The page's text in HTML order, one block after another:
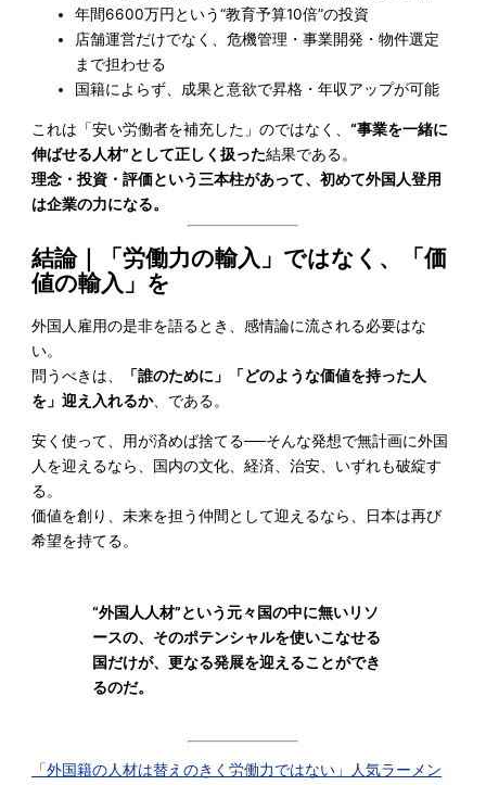
年間6600万円という“教育予算10倍”の投資
店舗運営だけでなく、危機管理・事業開発・物件選定
まで担わせる
国籍によらず、成果と意欲で昇格・年収アップが可能
これは「安い労働者を補充した」のではなく、“事業を一緒に
伸ばせる人材”として正しく扱った結果である。
理念・投資・評価という三本柱があって、初めて外国人登用
は企業の力になる。
結論｜「労働力の輸入」ではなく、「価
値の輸入」を
外国人雇用の是非を語るとき、感情論に流される必要はな
い。
問うべきは、
「誰のために」「どのような価値を持った人
を」迎え入れるか、である。
安く使って、用が済めば捨てる──そんな発想で無計画に外国
人を迎えるなら、国内の文化、経済、治安、いずれも破綻す
る。
価値を創り、未来を担う仲間として迎えるなら、日本は再び
希望を持てる。
“外国人人材”という元々国の中に無いリソ
ースの、そのポテンシャルを使いこなせる
国だけが、更なる発展を迎えることができ
るのだ。
「外国籍の人材は替えのきく労働力ではない」人気ラーメン